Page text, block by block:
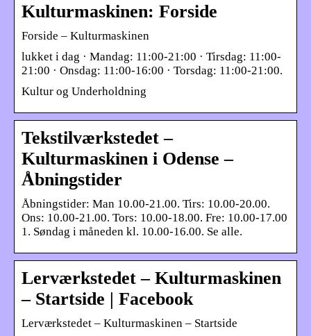
Kulturmaskinen: Forside
Forside – Kulturmaskinen
lukket i dag · Mandag: 11:00-21:00 · Tirsdag: 11:00-
21:00 · Onsdag: 11:00-16:00 · Torsdag: 11:00-21:00.
Kultur og Underholdning
Tekstilværkstedet –
Kulturmaskinen i Odense –
Åbningstider
Åbningstider: Man 10.00-21.00. Tirs: 10.00-20.00.
Ons: 10.00-21.00. Tors: 10.00-18.00. Fre: 10.00-17.00
1. Søndag i måneden kl. 10.00-16.00. Se alle.
Lerværkstedet – Kulturmaskinen
– Startside | Facebook
Lerværkstedet – Kulturmaskinen – Startside